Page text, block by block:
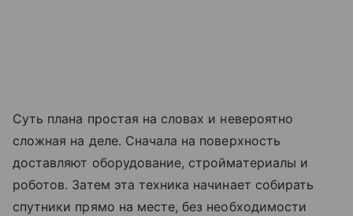
Суть плана простая на словах и невероятно
сложная на деле. Сначала на поверхность
доставляют оборудование, стройматериалы и
роботов. Затем эта техника начинает собирать
спутники прямо на месте, без необходимости